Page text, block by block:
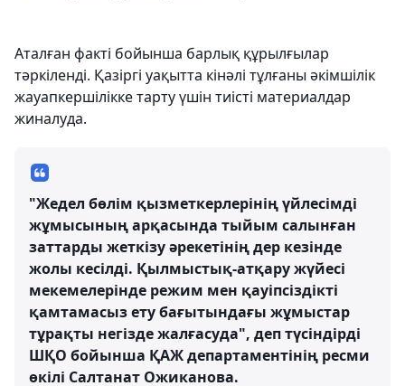
Аталған факті бойынша барлық құрылғылар
тәркіленді. Қазіргі уақытта кінәлі тұлғаны әкімшілік
жауапкершілікке тарту үшін тиісті материалдар
жиналуда.
"Жедел бөлім қызметкерлерінің үйлесімді
жұмысының арқасында тыйым салынған
заттарды жеткізу әрекетінің дер кезінде
жолы кесілді. Қылмыстық-атқару жүйесі
мекемелерінде режим мен қауіпсіздікті
қамтамасыз ету бағытындағы жұмыстар
тұрақты негізде жалғасуда", деп түсіндірді
ШҚО бойынша ҚАЖ департаментінің ресми
өкілі Салтанат Ожиканова.